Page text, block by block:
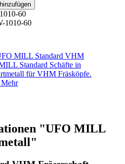
60
1010-60
MILL Standard VHM
Standard Schäfte in
für VHM Fräsköpfe.
Mehr
"UFO MILL